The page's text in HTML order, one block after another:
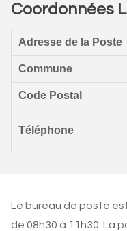
Coordonnées
Adresse de la Poste
Commune
Code Postal
Téléphone
Le bureau de poste
de 08h30 à 11h30. La